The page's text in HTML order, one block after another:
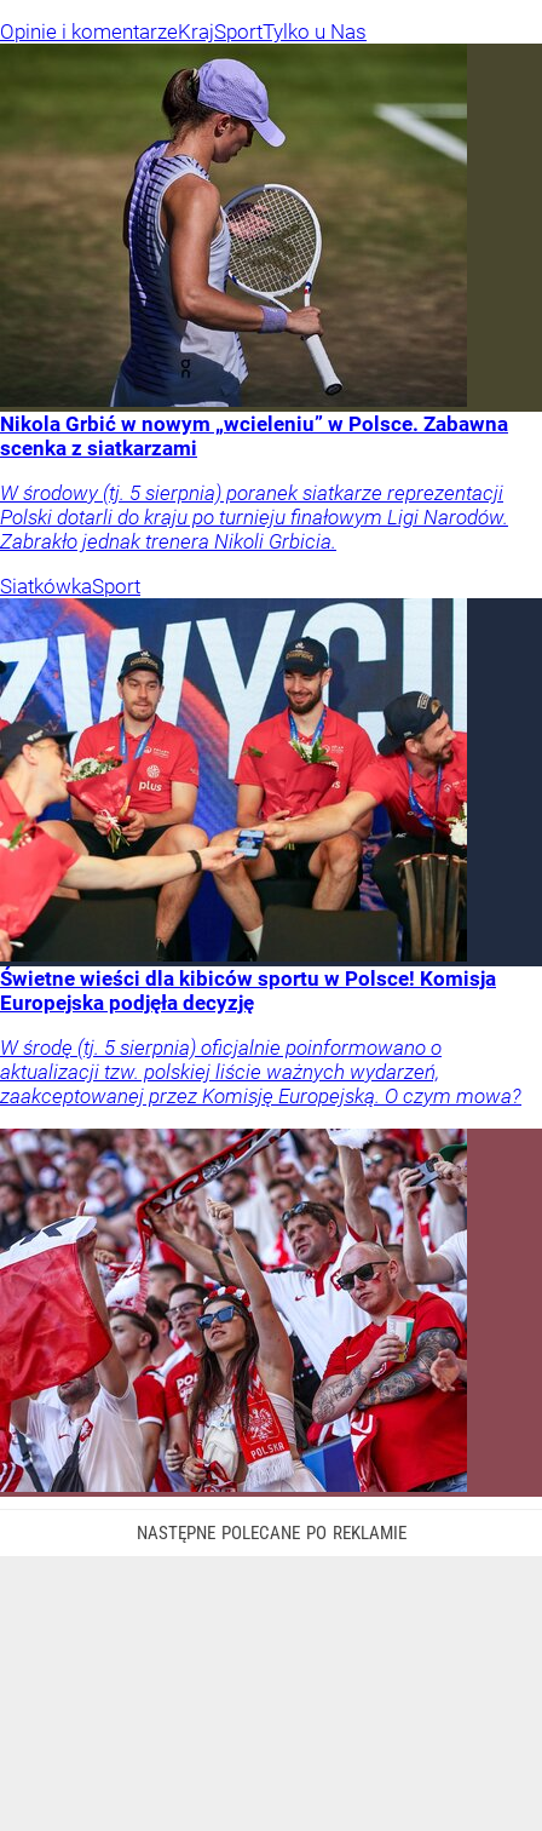
Opinie i komentarzeKrajSportTylko u Nas
Nikola Grbić w nowym „wcieleniu” w Polsce. Zabawna
scenka z siatkarzami
W środowy (tj. 5 sierpnia) poranek siatkarze reprezentacji
Polski dotarli do kraju po turnieju finałowym Ligi Narodów.
Zabrakło jednak trenera Nikoli Grbicia.
SiatkówkaSport
Świetne wieści dla kibiców sportu w Polsce! Komisja
Europejska podjęła decyzję
W środę (tj. 5 sierpnia) oficjalnie poinformowano o
aktualizacji tzw. polskiej liście ważnych wydarzeń,
zaakceptowanej przez Komisję Europejską. O czym mowa?